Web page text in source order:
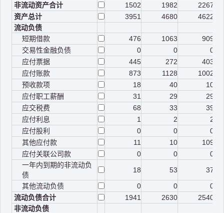
非流动资产合计
1502 1982
2267
资产总计
3951 4680
4622
流动负债
短期借款
476 1063
909
交易性金融负债
0 0
0
应付票据
445 272
403
应付账款
873 1128
1002
预收款项
18 40
10
应付职工薪酬
31 29
29
应交税费
68 33
39
应付利息
1 2
2
应付股利
0 0
0
其他应付款
11 10
109
应付关联公司款
0 0
0
一年内到期的非流动负
债
18 53
37
其他流动负债
0 0
0
流动负债合计
1941 2630
2540
非流动负债